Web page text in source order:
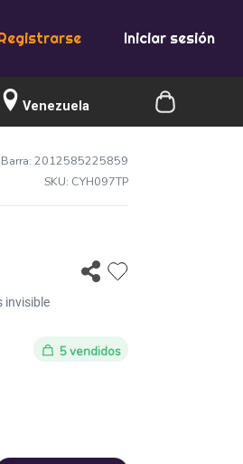
Iniciar sesión
Venezuela
2012585225859
SKU: CYH097TP
invisible
5 vendidos